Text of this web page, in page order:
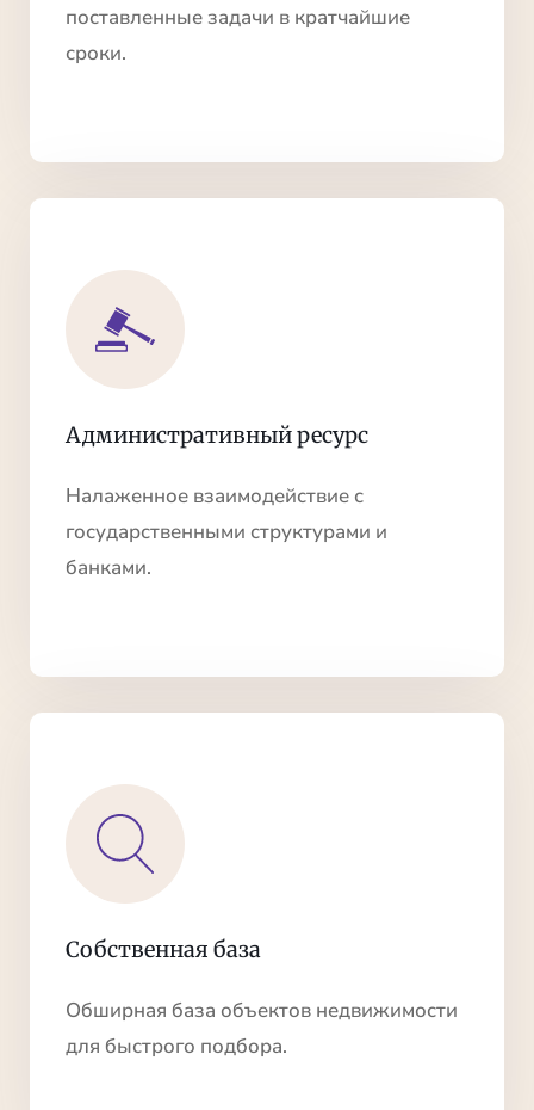
поставленные задачи в кратчайшие
сроки.
Административный ресурс
Налаженное взаимодействие с
государственными структурами и
банками.
Собственная база
Обширная база объектов недвижимости
для быстрого подбора.